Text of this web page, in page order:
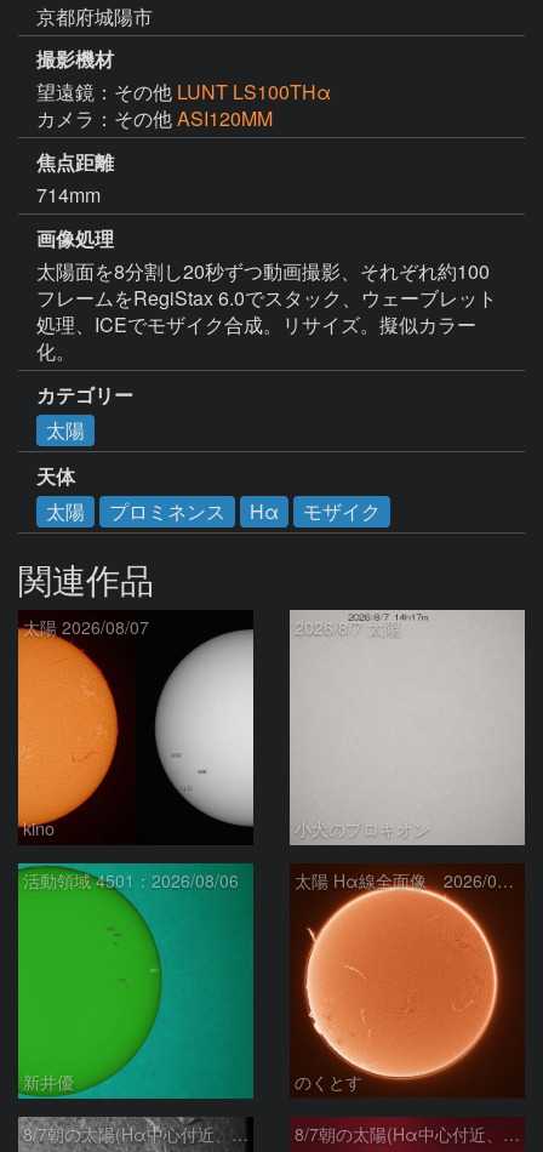
京都府城陽市
撮影機材
望遠鏡：その他 LUNT LS100THα
カメラ：その他ASI120MM
焦点距離
714mm
画像処理
太陽面を8分割し20秒ずつ動画撮影、それぞれ約100
フレームをRegiStax 6.0でスタック、ウェーブレット
処理、ICEでモザイク合成。リサイズ。擬似カラー
化。
カテゴリー
太陽
天体
太陽
プロミネンス Hα モザイク
関連作品
太陽 2026/08/07
kino
2026/8/7 太陽
小犬のプロキオン
活動領域 4501：2026/08/06
新井優
太陽 Hα線全面像 2026/08/07
のくとす
8/7朝の太陽(Hα中心付近、4498、4502付近) 8/7朝の太陽(Hα中心付近、プロミネンス)